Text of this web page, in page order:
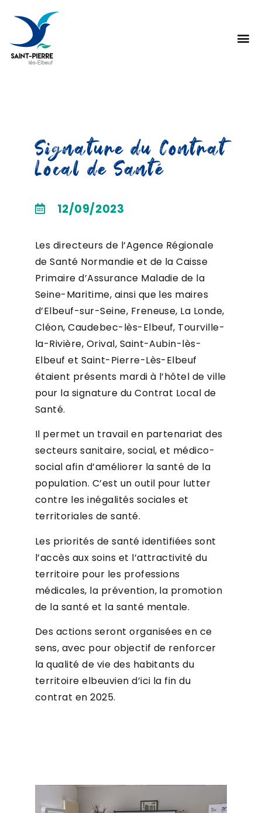
Signature du Contrat
Local de Santé
12/09/2023
Les directeurs de l’Agence Régionale
de Santé Normandie et de la Caisse
Primaire d’Assurance Maladie de la
Seine-Maritime, ainsi que les maires
d’Elbeuf-sur-Seine, Freneuse, La Londe,
Cléon, Caudebec-lès-Elbeuf, Tourville-
la-Rivière, Orival, Saint-Aubin-lès-
Elbeuf et Saint-Pierre-Lès-Elbeuf
étaient présents mardi à l’hôtel de ville
pour la signature du Contrat Local de
Santé.
Il permet un travail en partenariat des
secteurs sanitaire, social, et médico-
social afin d’améliorer la santé de la
population. C’est un outil pour lutter
contre les inégalités sociales et
territoriales de santé.
Les priorités de santé identifiées sont
l’accès aux soins et l’attractivité du
territoire pour les professions
médicales, la prévention, la promotion
de la santé et la santé mentale.
Des actions seront organisées en ce
sens, avec pour objectif de renforcer
la qualité de vie des habitants du
territoire elbeuvien d’ici la fin du
contrat en 2025.